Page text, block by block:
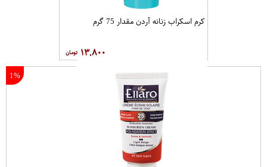
40 میلی لیتر